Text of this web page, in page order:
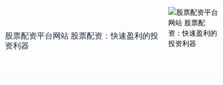
股票配资平台网站 股票配资：快速盈利的投
资利器